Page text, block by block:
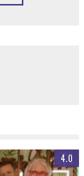
4.0